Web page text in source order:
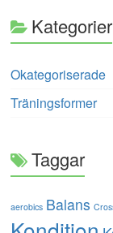
Kategorier
Okategoriserade
Träningsformer
Taggar
aerobics Balans